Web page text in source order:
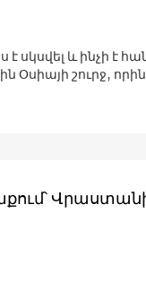
և ինչի է
շուրջ, որին